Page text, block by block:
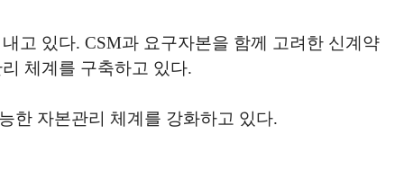
고 있다. CSM과 요구자본을 함께 고려한 신계약
체계를 구축하고 있다.
한 자본관리 체계를 강화하고 있다.